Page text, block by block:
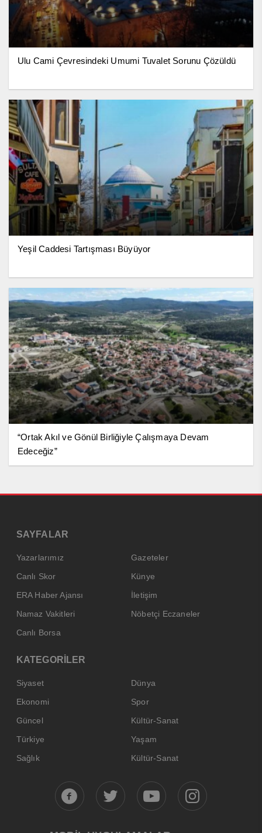
Ulu Cami Çevresindeki Umumi Tuvalet Sorunu Çözüldü
Yeşil Caddesi Tartışması Büyüyor
“Ortak Akıl ve Gönül Birliğiyle Çalışmaya Devam
Edeceğiz”
SAYFALAR
Yazarlarımız
Gazeteler
Canlı Skor
Künye
ERA Haber Ajansı
İletişim
Namaz Vakitleri
Nöbetçi Eczaneler
Canlı Borsa
KATEGORİLER
Siyaset
Dünya
Ekonomi
Spor
Güncel
Kültür-Sanat
Türkiye
Yaşam
Sağlık
Kültür-Sanat